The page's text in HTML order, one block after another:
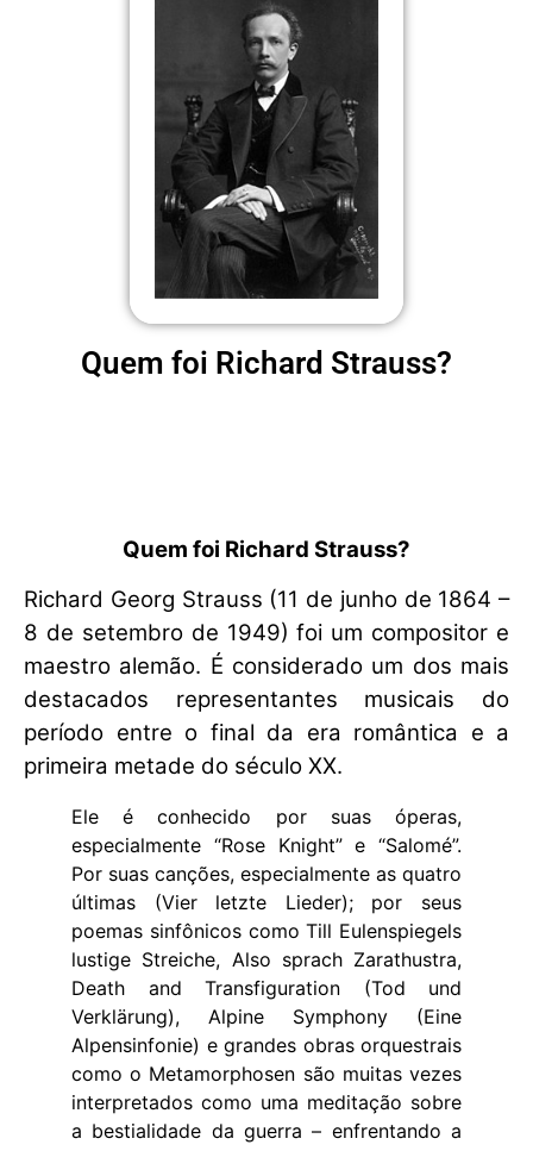
Quem foi Richard Strauss?
Quem foi Richard Strauss?
Richard Georg Strauss (11 de junho de 1864 –
8 de setembro de 1949) foi um compositor e
maestro alemão. É considerado um dos mais
destacados representantes musicais do
período entre o final da era romântica e a
primeira metade do século XX.
Ele é conhecido por suas óperas,
especialmente “Rose Knight” e “Salomé”.
Por suas canções, especialmente as quatro
últimas (Vier letzte Lieder); por seus
poemas sinfônicos como Till Eulenspiegels
lustige Streiche, Also sprach Zarathustra,
Death and Transfiguration (Tod und
Verklärung), Alpine Symphony (Eine
Alpensinfonie) e grandes obras orquestrais
como o Metamorphosen são muitas vezes
interpretados como uma meditação sobre
a bestialidade da guerra – enfrentando a